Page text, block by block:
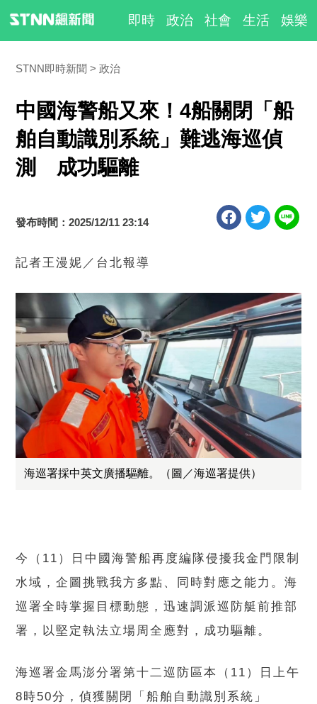
即時 政治 社會 生活 娛樂
STNN即時新聞 政治
中國海警船又來！4船關閉「船
舶自動識別系統」難逃海巡偵
測 成功驅離
發布時間：2025/12/11 23:14
記者王漫妮／台北報導
海巡署採中英文廣播驅離。（圖／海巡署提供）
今（11）日中國海警船再度編隊侵擾我金門限制
水域，企圖挑戰我方多點、同時對應之能力。海
巡署全時掌握目標動態，迅速調派巡防艇前推部
署，以堅定執法立場周全應對，成功驅離。
海巡署金馬澎分署第十二巡防區本（11）日上午
8時50分，偵獲關閉「船舶自動識別系統」